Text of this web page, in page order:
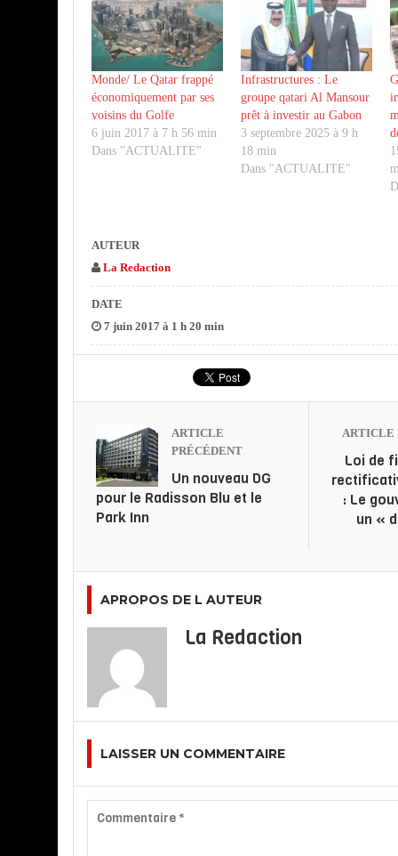
Monde/ Le Qatar frappé
économiquement par ses
voisins du Golfe
6 juin 2017 à 7 h 56 min
Dans "ACTUALITE"
Infrastructures : Le
groupe qatari Al Mansour
prêt à investir au Gabon
3 septembre 2025 à 9 h
18 min
Dans "ACTUALITE"
AUTEUR
La Redaction
DATE
7 juin 2017 à 1 h 20 min
ARTICLE
PRÉCÉDENT
Un nouveau DG
pour le Radisson Blu et le
Park Inn
ARTICLE
Loi de
: Le
un «
APROPOS DE L AUTEUR
La Redaction
LAISSER UN COMMENTAIRE